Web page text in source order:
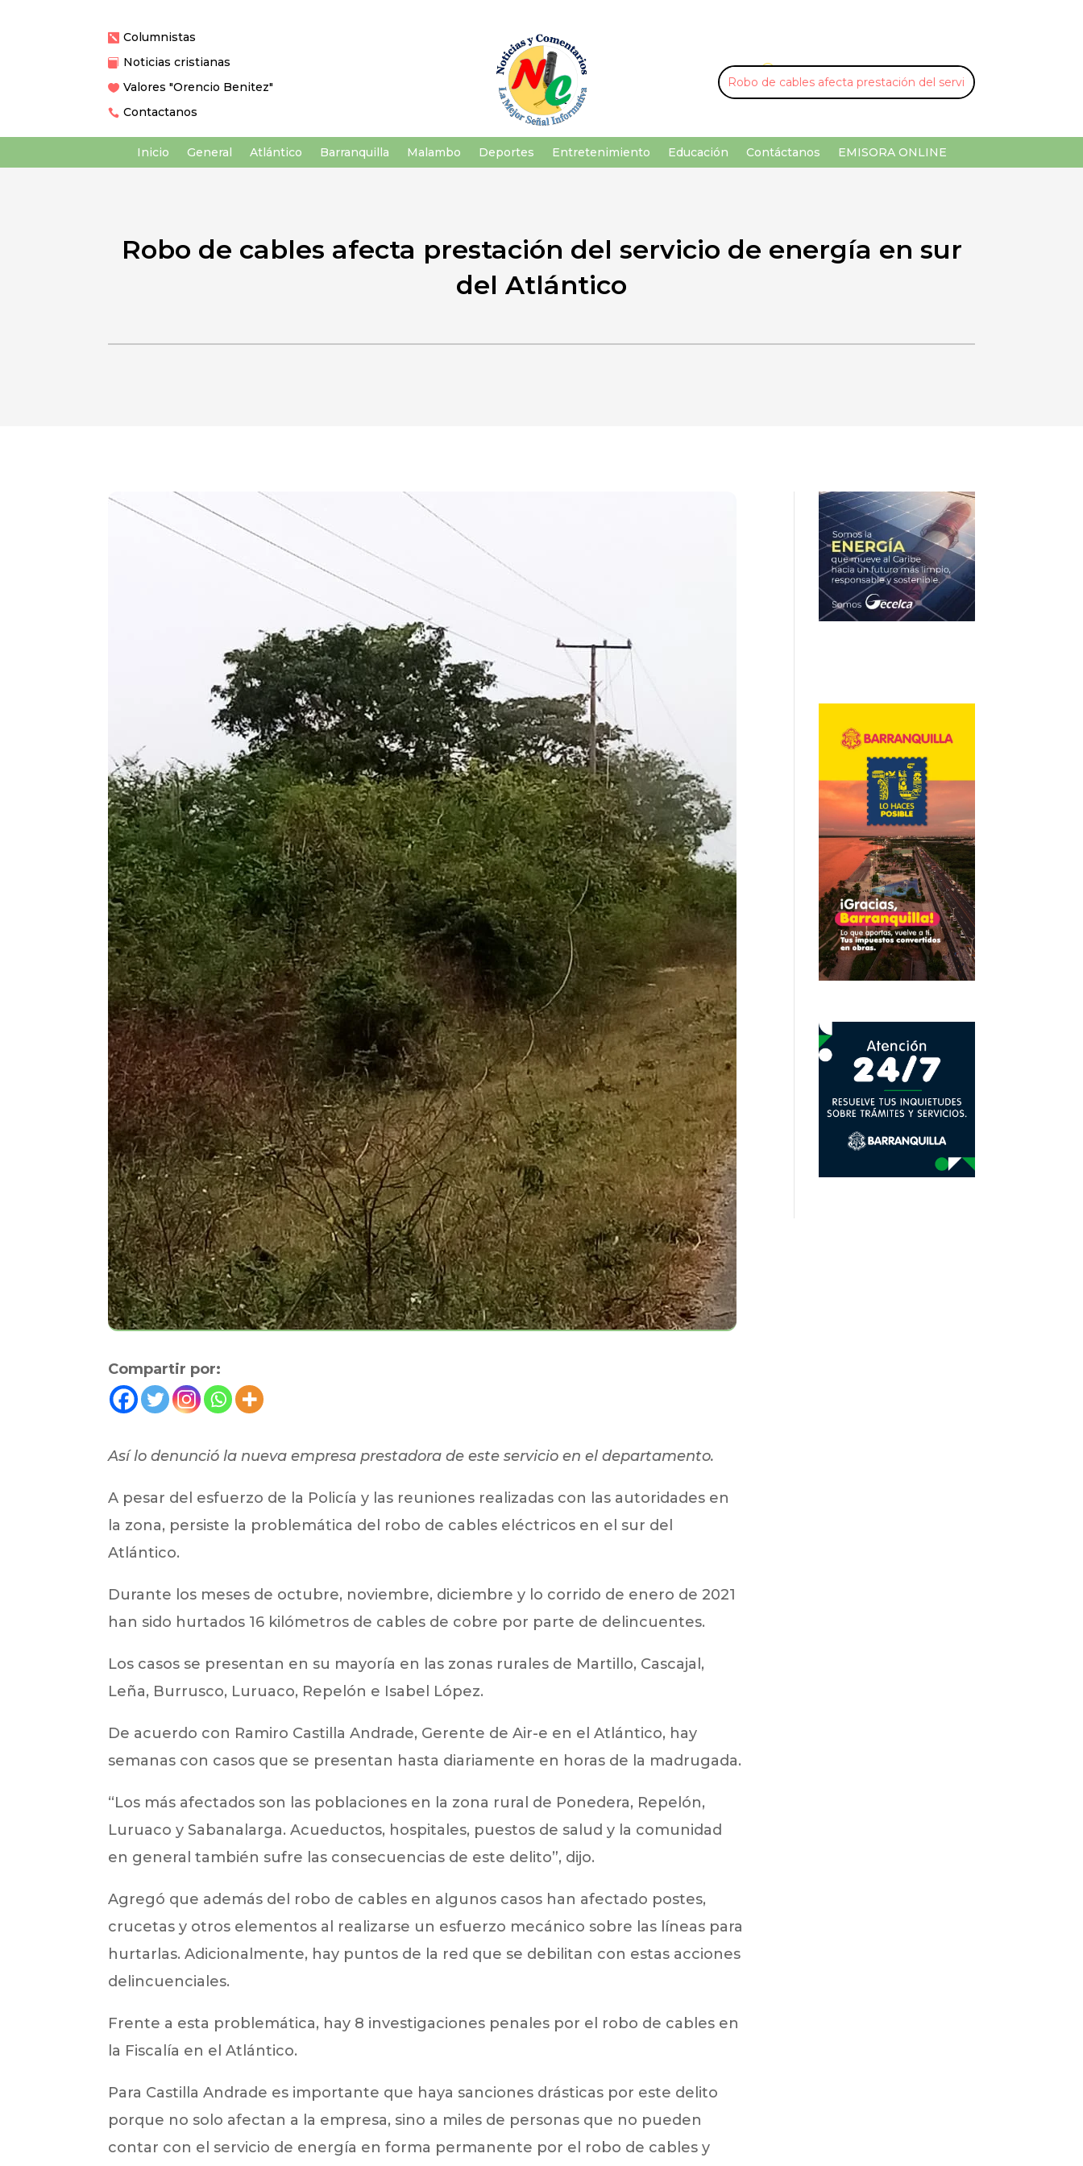
 Columnistas
 Noticias cristianas
 Valores "Orencio Benitez"
 Contactanos
U ¡Buscar por palabra clave!
Inicio General Atlántico Barranquilla Malambo Deportes Entretenimiento Educación Contáctanos EMISORA ONLINE
Robo de cables afecta prestación del servicio de energía en sur
del Atlántico
Compartir por:
Así lo denunció la nueva empresa prestadora de este servicio en el departamento.
A pesar del esfuerzo de la Policía y las reuniones realizadas con las autoridades en
la zona, persiste la problemática del robo de cables eléctricos en el sur del
Atlántico.
Durante los meses de octubre, noviembre, diciembre y lo corrido de enero de 2021
han sido hurtados 16 kilómetros de cables de cobre por parte de delincuentes.
Los casos se presentan en su mayoría en las zonas rurales de Martillo, Cascajal,
Leña, Burrusco, Luruaco, Repelón e Isabel López.
De acuerdo con Ramiro Castilla Andrade, Gerente de Air-e en el Atlántico, hay
semanas con casos que se presentan hasta diariamente en horas de la madrugada.
“Los más afectados son las poblaciones en la zona rural de Ponedera, Repelón,
Luruaco y Sabanalarga. Acueductos, hospitales, puestos de salud y la comunidad
en general también sufre las consecuencias de este delito”, dijo.
Agregó que además del robo de cables en algunos casos han afectado postes,
crucetas y otros elementos al realizarse un esfuerzo mecánico sobre las líneas para
hurtarlas. Adicionalmente, hay puntos de la red que se debilitan con estas acciones
delincuenciales.
Frente a esta problemática, hay 8 investigaciones penales por el robo de cables en
la Fiscalía en el Atlántico.
Para Castilla Andrade es importante que haya sanciones drásticas por este delito
porque no solo afectan a la empresa, sino a miles de personas que no pueden
contar con el servicio de energía en forma permanente por el robo de cables y